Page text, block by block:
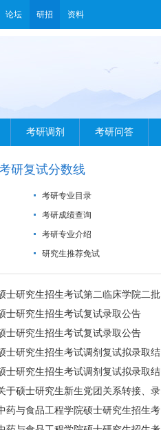
论坛 研招 资料
考研调剂 考研问答
研复试分数线
考研专业目录
考研成绩查询
考研专业介绍
研究生推荐免试
士研究生招生考试第二临床学院二批
士研究生招生考试复试录取公告
士研究生招生考试复试录取公告
士研究生招生考试调剂复试拟录取结
士研究生招生考试调剂复试拟录取结
于硕士研究生新生党团关系转接、录
宜的通知
药与食品工程学院硕士研究生招生考